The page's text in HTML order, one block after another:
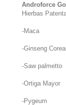
Androforce
Hierbas
-Maca
-Ginseng
-Saw palmetto
-Ortiga Mayor
-Pygeum